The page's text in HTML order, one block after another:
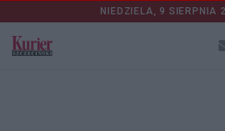
NIEDZIELA, 9 SIERPNIA